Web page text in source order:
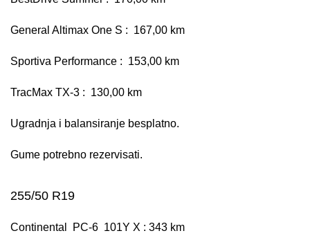
General Altimax One S : 167,00 km
Sportiva Performance : 153,00 km
TracMax TX-3 : 130,00 km
Ugradnja i balansiranje besplatno.
Gume potrebno rezervisati.
255/50 R19
Continental PC-6 101Y X : 343 km